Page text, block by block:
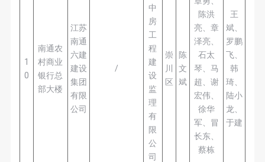
1
0
南通农
村商业
银行总
部大楼
江苏
南通
六建
建设
集团
有限
公司
/
中
房
工
程
建
设
监
理
有
限
公
司
崇
川
区
陈
文
斌
陈洪
亮、章
泽亮、
石太
琴、马
超、谢
宏伟、
徐华
军、冒
长东、
蔡栋
王
斌、
罗鹏
飞、
韩
琦、
陆小
龙、
于建